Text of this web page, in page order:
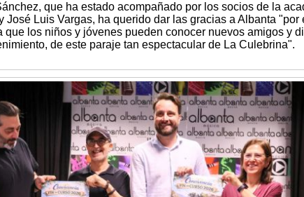
que ha estado acompañado por los socios de la
José Luis Vargas, ha querido dar las gracias a Albanta
que los niños y jóvenes pueden conocer nuevos amigos y
de este paraje tan espectacular de La Culebrina".